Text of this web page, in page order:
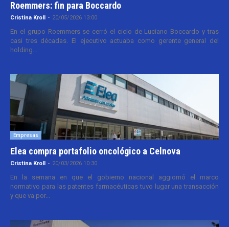
Roemmers: fin para Boccardo
Cristina Kroll - 20/05/2026 13:00
En el grupo Roemmers se cerró el ciclo de Luciano Boccardo y tras
casi tres décadas. El ejecutivo actuaba como gerente general del
holding...
Empresas
Elea compra portafolio oncológico a Celnova
Cristina Kroll - 20/03/2026 10:30
En la semana en que el gobierno nacional aggiornó el marco
normativo para las patentes farmacéuticas tuvo lugar una transacción
y que va por...